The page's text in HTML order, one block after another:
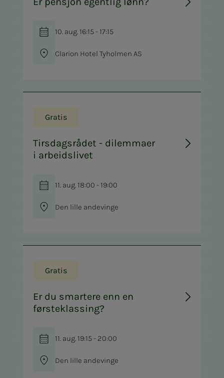
10. aug. 16:15 - 17:15
Clarion Hotel Tyholmen AS
Gratis
Tirsdagsrådet - dilemmaer
i arbeidslivet
11. aug. 18:00 - 19:00
Den lille andevinge
Gratis
Er du smartere enn en
førsteklassing?
11. aug. 19:15 - 20:00
Den lille andevinge